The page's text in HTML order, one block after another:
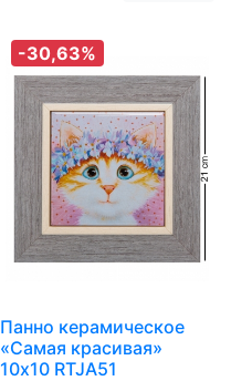
-30,63%
Панно керамическое
«Самая красивая»
10х10 RTJA51